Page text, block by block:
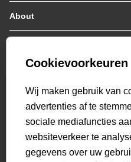
Jassen / Coats
Truien
Sweaters
T-shirts
Overshirts
Overhemden
Sweatpants
Broeken
About
Who we are
Genti X PSV
Bestellen & Betalen
Retourneren
Veelgestelde vragen
Mijn Account
beoordelingen
Cookievoorkeuren
Wij maken gebruik van
advertenties af te
sociale mediafuncties
websiteverkeer te
gegevens over uw